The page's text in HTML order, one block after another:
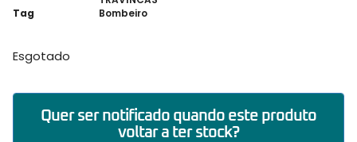
Tag
Bombeiro
Esgotado
Quer ser notificado quando este produto
voltar a ter stock?